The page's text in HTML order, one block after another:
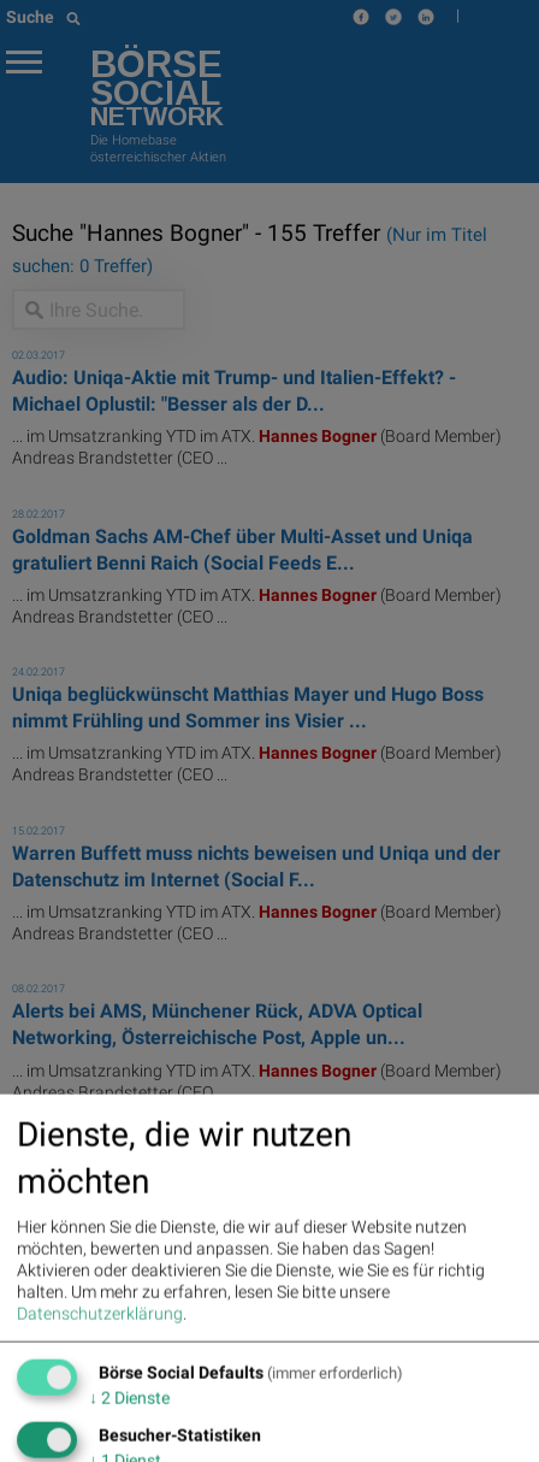
Suche |
BÖRSE
SOCIAL
NETWORK
Die Homebase
österreichischer Aktien
Suche "Hannes Bogner" - 155 Treffer (Nur im Titel
suchen: 0 Treffer)
02.03.2017
Audio: Uniqa-Aktie mit Trump- und Italien-Effekt? -
Michael Oplustil: "Besser als der D...
... im Umsatzranking YTD im ATX. Hannes Bogner (Board Member)
Andreas Brandstetter (CEO ...
28.02.2017
Goldman Sachs AM-Chef über Multi-Asset und Uniqa
gratuliert Benni Raich (Social Feeds E...
... im Umsatzranking YTD im ATX. Hannes Bogner (Board Member)
Andreas Brandstetter (CEO ...
24.02.2017
Uniqa beglückwünscht Matthias Mayer und Hugo Boss
nimmt Frühling und Sommer ins Visier ...
... im Umsatzranking YTD im ATX. Hannes Bogner (Board Member)
Andreas Brandstetter (CEO ...
15.02.2017
Warren Buffett muss nichts beweisen und Uniqa und der
Datenschutz im Internet (Social F...
... im Umsatzranking YTD im ATX. Hannes Bogner (Board Member)
Andreas Brandstetter (CEO ...
08.02.2017
Alerts bei AMS, Münchener Rück, ADVA Optical
Networking, Österreichische Post, Apple un...
... im Umsatzranking YTD im ATX. Hannes Bogner (Board Member)
Andreas Brandstetter (CEO ...
02.02.2017
Alerts bei Apple, FACC, Siemens, Dialog Semiconductor,
Facebook - kommentierte Umsatzau...
... im Umsatzranking YTD im ATX.HannesBogner(Board Member)
Andreas Brandstetter (CEO ...
12.01.2017
Inbox: Uniqa-International-Chef kauft schöne Size an
Uniqa-Aktien
... im Umsatzranking YTD im ATX. Hannes
(Board Member)
Andreas Brandstetter (CEO ...
Dienste, die wir nutzen
möchten
Hier können Sie die Dienste, die wir auf dieser Website nutzen
möchten, bewerten und anpassen. Sie haben das Sagen!
Aktivieren oder deaktivieren Sie die Dienste, wie Sie es für richtig
halten. Um mehr zu erfahren, lesen Sie bitte unsere
Datenschutzerklärung.
Börse Social Defaults (immer erforderlich)
↓ 2 Dienste
Besucher-Statistiken